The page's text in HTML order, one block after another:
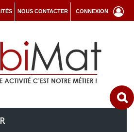
CONNEXION
NOUS CONTACTER